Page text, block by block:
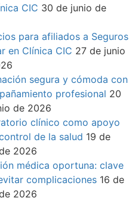
CIC 30 de junio de
para afiliados a Seguros
en Clínica CIC 27 de junio
segura y cómoda con
profesional 20
de 2026
clínico como apoyo
de la salud 19 de
2026
médica oportuna: clave
complicaciones 16 de
2026